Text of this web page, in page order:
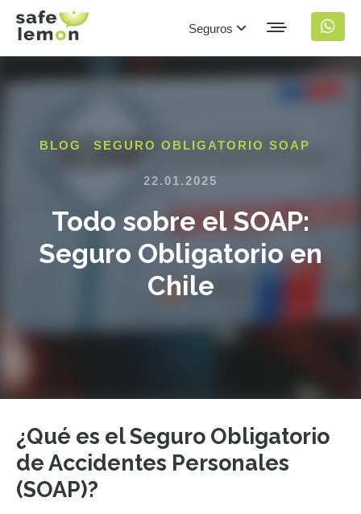
Seguros
BLOG SEGURO OBLIGATORIO SOAP
22.01.2025
Todo sobre el SOAP:
Seguro Obligatorio en
Chile
¿Qué es el Seguro Obligatorio
de Accidentes Personales
(SOAP)?